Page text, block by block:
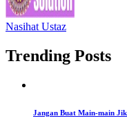
Nasihat Ustaz
Trending Posts
Jangan Buat Main-main